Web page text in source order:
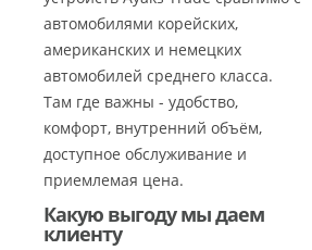
автомобилями корейских,
американских и немецких
автомобилей среднего класса.
Там где важны - удобство,
комфорт, внутренний объём,
доступное обслуживание и
приемлемая цена.
Какую выгоду мы даем
клиенту